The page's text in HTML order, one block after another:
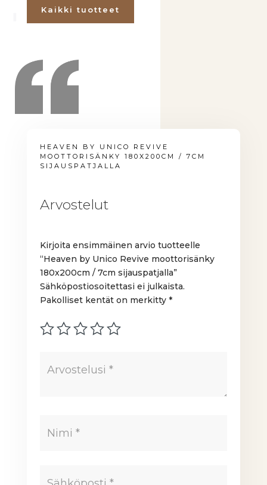
Kaikki tuotteet
HEAVEN BY UNICO REVIVE
MOOTTORISÄNKY 180X200CM / 7CM
SIJAUSPATJALLA
Arvostelut
Kirjoita ensimmäinen arvio tuotteelle
“Heaven by Unico Revive moottorisänky
180x200cm / 7cm sijauspatjalla”
Sähköpostiosoitettasi ei julkaista.
Pakolliset kentät on merkitty*